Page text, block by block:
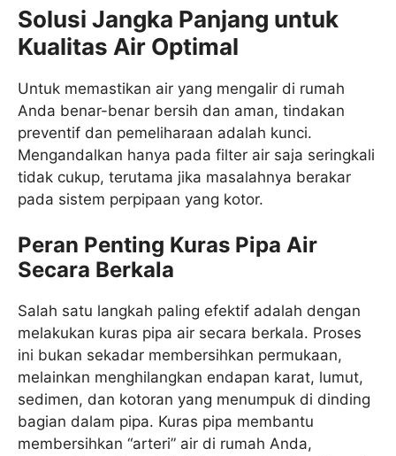
Solusi Jangka Panjang untuk
Kualitas Air Optimal
Untuk memastikan air yang mengalir di rumah
Anda benar-benar bersih dan aman, tindakan
preventif dan pemeliharaan adalah kunci.
Mengandalkan hanya pada filter air saja seringkali
tidak cukup, terutama jika masalahnya berakar
pada sistem perpipaan yang kotor.
Peran Penting Kuras Pipa Air
Secara Berkala
Salah satu langkah paling efektif adalah dengan
melakukan kuras pipa air secara berkala. Proses
ini bukan sekadar membersihkan permukaan,
melainkan menghilangkan endapan karat, lumut,
sedimen, dan kotoran yang menumpuk di dinding
bagian dalam pipa. Kuras pipa membantu
membersihkan “arteri” air di rumah Anda,